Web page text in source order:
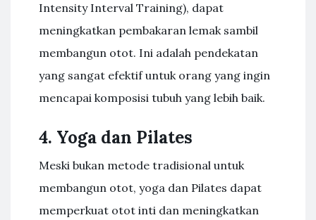
Intensity Interval Training), dapat
meningkatkan pembakaran lemak sambil
membangun otot. Ini adalah pendekatan
yang sangat efektif untuk orang yang ingin
mencapai komposisi tubuh yang lebih baik.
4. Yoga dan Pilates
Meski bukan metode tradisional untuk
membangun otot, yoga dan Pilates dapat
memperkuat otot inti dan meningkatkan